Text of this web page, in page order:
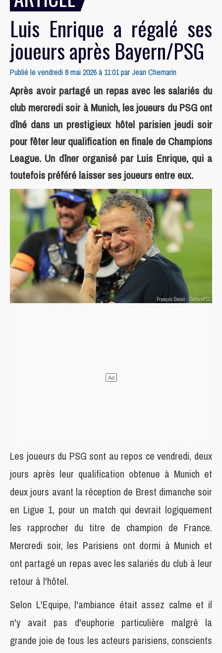
Luis Enrique a régalé ses
joueurs après Bayern/PSG
Publié le vendredi 8 mai 2026 à 11:01 parJean Chemarin
Après avoir partagé un repas avec les salariés du
club mercredi soir à Munich, les joueurs du PSG ont
dîné dans un prestigieux hôtel parisien jeudi soir
pour fêter leur qualification en finale de Champions
League. Un dîner organisé par Luis Enrique, qui a
toutefois préféré laisser ses joueurs entre eux.
Les joueurs du PSG sont au repos ce vendredi, deux
jours après leur qualification obtenue à Munich et
deux jours avant la réception de Brest dimanche soir
en Ligue 1, pour un match qui devrait logiquement
les rapprocher du titre de champion de France.
Mercredi soir, les Parisiens ont dormi à Munich et
ont partagé un repas avec les salariés du club à leur
retour à l'hôtel.
Selon L'Equipe, l'ambiance était assez calme et il
n'y avait pas d'euphorie particulière malgré la
grande joie de tous les acteurs parisiens, conscients